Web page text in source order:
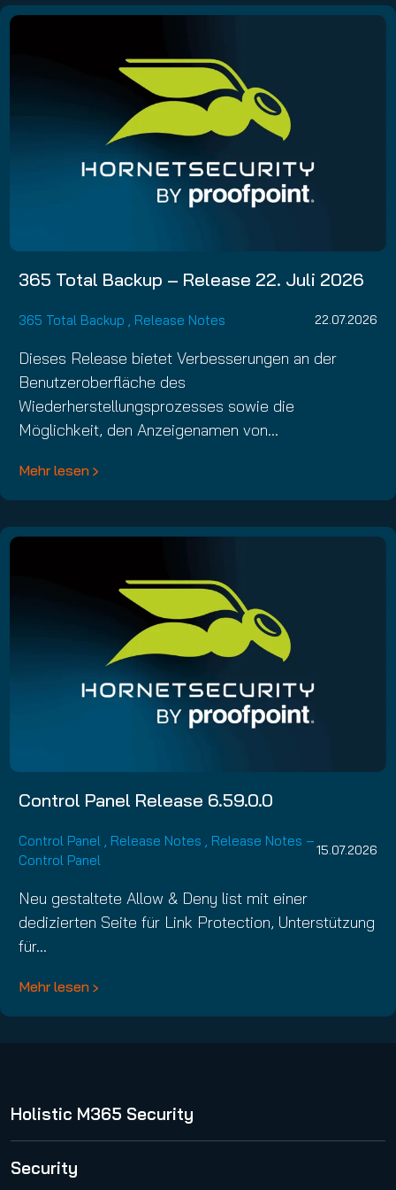
365 Total Backup – Release 22. Juli 2026
365 Total Backup Release Notes 22.07.2026
Dieses Release bietet Verbesserungen an der
Benutzeroberfläche des
Wiederherstellungsprozesses sowie die
Möglichkeit, den Anzeigenamen von…
Mehr lesen
Control Panel Release 6.59.0.0
Control Panel , Release Notes , Release Notes –
Control Panel
15.07.2026
Neu gestaltete Allow & Deny list mit einer
dedizierten Seite für Link Protection, Unterstützung
für…
Mehr lesen
Holistic M365 Security
365 Total Protection
Security